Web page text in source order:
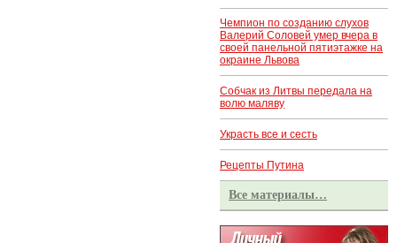
Чемпион по созданию слухов
Валерий Соловей умер вчера в
своей панельной пятиэтажке на
окраине Львова
Собчак из Литвы передала на
волю маляву
Украсть все и сесть
Рецепты Путина
Все материалы…